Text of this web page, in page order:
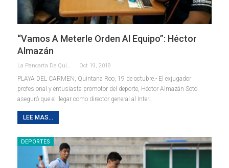
“Vamos A Meterle Orden Al Equipo”: Héctor
Almazán
La Pancarta De Quintana Roo Oct 19, 2018
PLAYA DEL CARMEN, Quintana Roo, 19 de octubre.- El exjugador
profesional y entusiasta promotor del deporte, Héctor Almazán Soto
aseguró que el llegar como director general al Inter…
LEE MAS...
DEPORTES